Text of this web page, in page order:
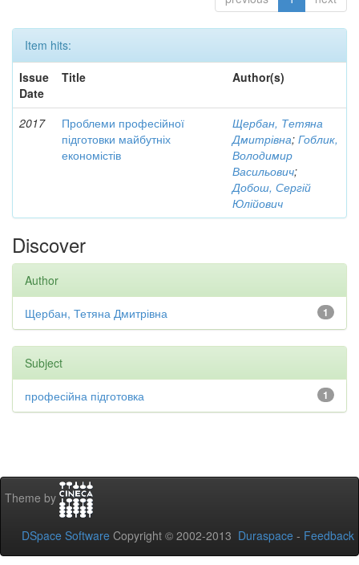
Item hits:
Issue
Date
Title Author(s)
2017
Проблеми професійної
підготовки майбутніх
економістів
Щербан, Тетяна
Дмитрівна; Гоблик,
Володимир
Васильович;
Добош, Сергій
Юлійович
Discover
Author
1
Щербан, Тетяна Дмитрівна
Subject
1
професійна підготовка
Theme by
DSpace Software Copyright © 2002-2013 Duraspace - Feedback